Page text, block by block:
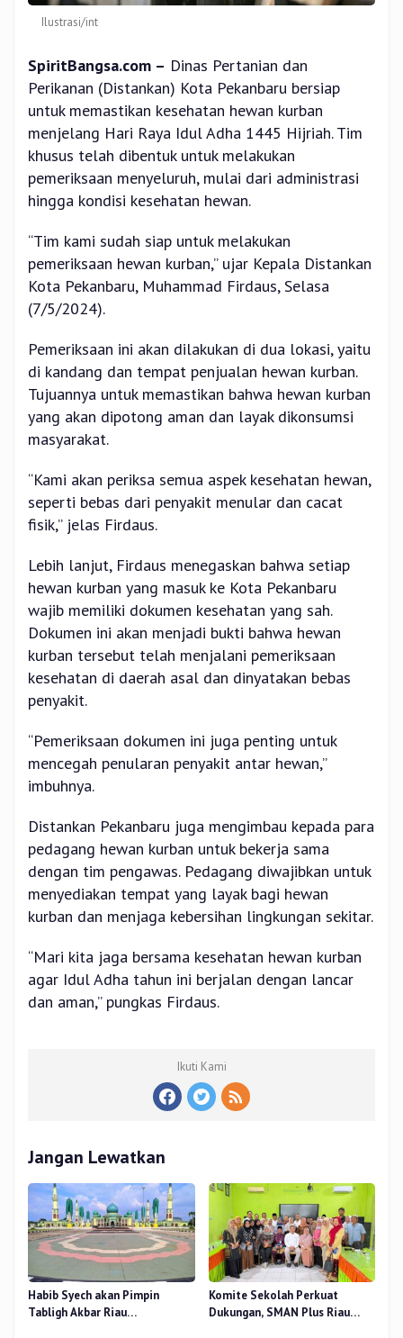
Ilustrasi/int
SpiritBangsa.com – Dinas Pertanian dan
Perikanan (Distankan) Kota Pekanbaru bersiap
untuk memastikan kesehatan hewan kurban
menjelang Hari Raya Idul Adha 1445 Hijriah. Tim
khusus telah dibentuk untuk melakukan
pemeriksaan menyeluruh, mulai dari administrasi
hingga kondisi kesehatan hewan.
“Tim kami sudah siap untuk melakukan
pemeriksaan hewan kurban,” ujar Kepala Distankan
Kota Pekanbaru, Muhammad Firdaus, Selasa
(7/5/2024).
Pemeriksaan ini akan dilakukan di dua lokasi, yaitu
di kandang dan tempat penjualan hewan kurban.
Tujuannya untuk memastikan bahwa hewan kurban
yang akan dipotong aman dan layak dikonsumsi
masyarakat.
“Kami akan periksa semua aspek kesehatan hewan,
seperti bebas dari penyakit menular dan cacat
fisik,” jelas Firdaus.
Lebih lanjut, Firdaus menegaskan bahwa setiap
hewan kurban yang masuk ke Kota Pekanbaru
wajib memiliki dokumen kesehatan yang sah.
Dokumen ini akan menjadi bukti bahwa hewan
kurban tersebut telah menjalani pemeriksaan
kesehatan di daerah asal dan dinyatakan bebas
penyakit.
“Pemeriksaan dokumen ini juga penting untuk
mencegah penularan penyakit antar hewan,”
imbuhnya.
Distankan Pekanbaru juga mengimbau kepada para
pedagang hewan kurban untuk bekerja sama
dengan tim pengawas. Pedagang diwajibkan untuk
menyediakan tempat yang layak bagi hewan
kurban dan menjaga kebersihan lingkungan sekitar.
“Mari kita jaga bersama kesehatan hewan kurban
agar Idul Adha tahun ini berjalan dengan lancar
dan aman,” pungkas Firdaus.
Ikuti Kami
Jangan Lewatkan
Habib Syech akan Pimpin
Tabligh Akbar Riau
Komite Sekolah Perkuat
Dukungan, SMAN Plus Riau